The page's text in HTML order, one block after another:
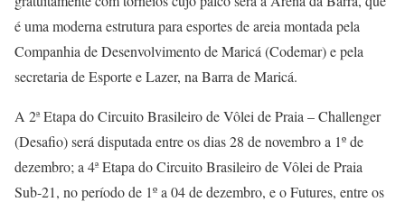
é uma moderna estrutura para esportes de areia montada pela
Companhia de Desenvolvimento de Maricá (Codemar) e pela
secretaria de Esporte e Lazer, na Barra de Maricá.
A 2ª Etapa do Circuito Brasileiro de Vôlei de Praia – Challenger
(Desafio) será disputada entre os dias 28 de novembro a 1º de
dezembro; a 4ª Etapa do Circuito Brasileiro de Vôlei de Praia
Sub-21, no período de 1º a 04 de dezembro, e o Futures, entre os